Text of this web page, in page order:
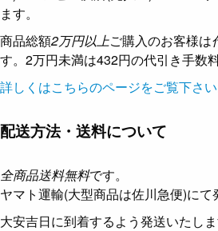
ます。
商品総額2万円以上ご購入のお客様は
す。2万円未満は432円の代引き手数
詳しくはこちらのページをご覧下さい
配送方法・送料について
全商品送料無料です。
ヤマト運輸(大型商品は佐川急便)にて
大安吉日に到着するよう発送いたしま